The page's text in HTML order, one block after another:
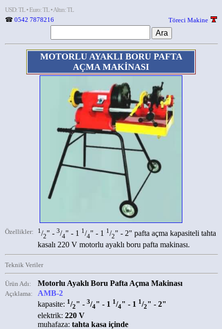
USD: TL • Euro: TL • Altın: TL
☎ 0542 7878216 Töreci Makine
MOTORLU AYAKLI BORU PAFTA
AÇMA MAKİNASI
Özellikler: 1/2" - 3/4" - 1 1/4" - 1 1/2" - 2" pafta açma kapasiteli tahta
kasalı 220 V motorlu ayaklı boru pafta makinası.
Teknik Veriler
Ürün Adı: Motorlu Ayaklı Boru Pafta Açma Makinası
Açıklama:
AMB-2
kapasite: 1/2" - 3/4" - 1 1/4" - 1 1/2" - 2"
elektrik: 220 V
muhafaza: tahta kasa içinde